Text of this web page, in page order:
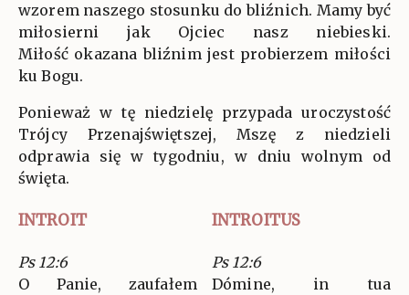
wzorem naszego stosunku do bliźnich. Mamy być
miłosierni jak Ojciec nasz niebieski.
Miłość okazana bliźnim jest probierzem miłości
ku Bogu.
Ponieważ w tę niedzielę przypada uroczystość
Trójcy Przenajświętszej, Mszę z niedzieli
odprawia się w tygodniu, w dniu wolnym od
święta.
INTROIT INTROITUS
Ps 12:6
O Panie, zaufałem
Ps 12:6
Dómine, in tua